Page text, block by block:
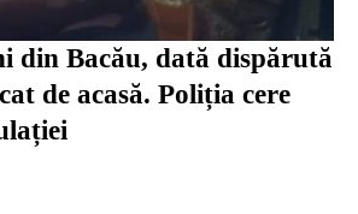
din Bacău, dată dispărută
de acasă. Poliția cere